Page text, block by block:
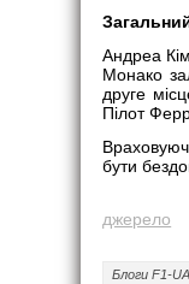
Андреа
Монако
друге
Пілот
бути
джерело
Блоги F1-UA